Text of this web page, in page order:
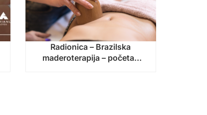
Radionica – Brazilska
maderoterapija – početak